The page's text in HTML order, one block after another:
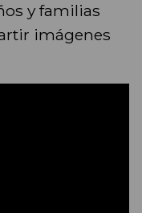
y familias
imágenes